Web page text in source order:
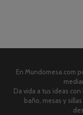
En Mundomesa.com
Da vida a tus ideas
baño, mesas y